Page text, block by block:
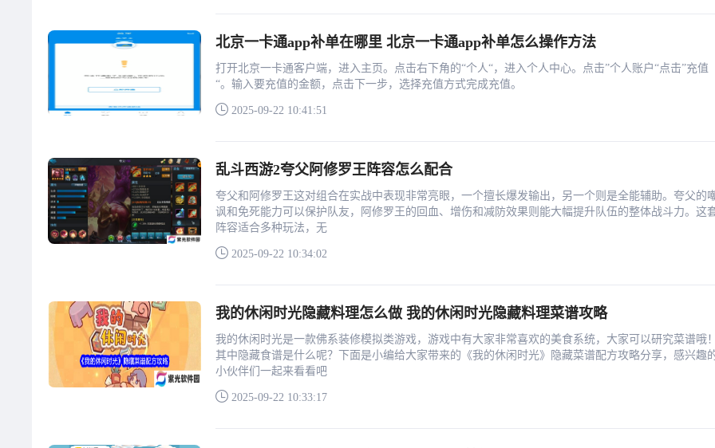
北京一卡通app补单在哪里 北京一卡通app补单怎么操作方法
打开北京一卡通客户端，进入主页。点击右下角的“个人“，进入个人中心。点击”个人账户“点击”充值
“。输入要充值的金额，点击下一步，选择充值方式完成充值。
2025-09-22 10:41:51
乱斗西游2夸父阿修罗王阵容怎么配合
夸父和阿修罗王这对组合在实战中表现非常亮眼，一个擅长爆发输出，另一个则是全能辅助。夸父的
讽和免死能力可以保护队友，阿修罗王的回血、增伤和减防效果则能大幅提升队伍的整体战斗力。这
阵容适合多种玩法，无
2025-09-22 10:34:02
我的休闲时光隐藏料理怎么做 我的休闲时光隐藏料理菜谱攻略
我的休闲时光是一款佛系装修模拟类游戏，游戏中有大家非常喜欢的美食系统，大家可以研究菜谱哦
其中隐藏食谱是什么呢？下面是小编给大家带来的《我的休闲时光》隐藏菜谱配方攻略分享，感兴趣
小伙伴们一起来看看吧
2025-09-22 10:33:17